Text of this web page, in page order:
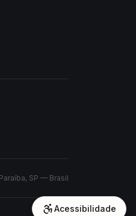
SP — Brasil
Acessibilidade